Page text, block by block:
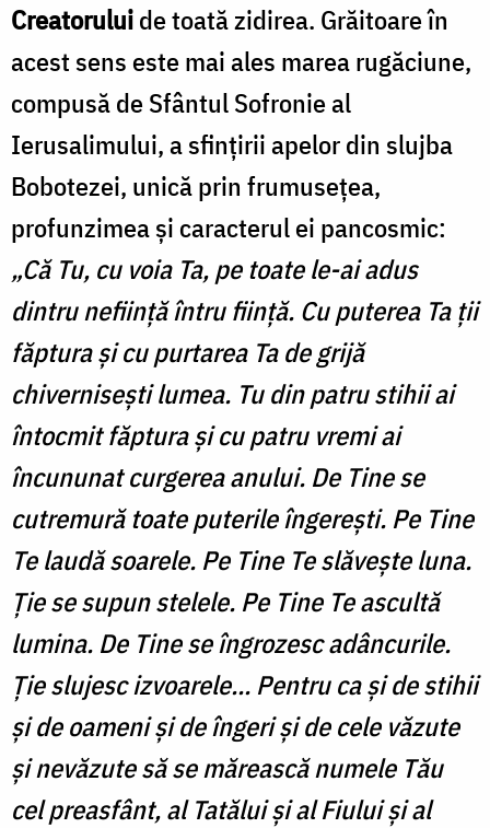
Creatoruluide toată zidirea. Grăitoare în
acest sens este mai ales marea rugăciune,
compusă de Sfântul Sofronie al
Ierusalimului, a sfințirii apelor din slujba
Bobotezei, unică prin frumusețea,
profunzimea și caracterul ei pancosmic:
„Că Tu, cu voia Ta, pe toate le-ai adus
dintru neființă întru ființă. Cu puterea Ta ții
făptura și cu purtarea Ta de grijă
chivernisești lumea. Tu din patru stihii ai
întocmit făptura și cu patru vremi ai
încununat curgerea anului. De Tine se
cutremură toate puterile îngerești. Pe Tine
Te laudă soarele. Pe Tine Te slăvește luna.
Ție se supun stelele. Pe Tine Te ascultă
lumina. De Tine se îngrozesc adâncurile.
Ție slujesc izvoarele... Pentru ca și de stihii
și de oameni și de îngeri și de cele văzute
și nevăzute să se mărească numele Tău
cel preasfânt, al Tatălui și al Fiului și al